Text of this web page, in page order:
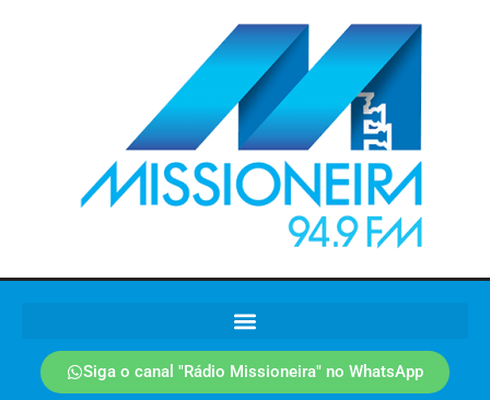
Siga o canal "Rádio Missioneira" no WhatsApp